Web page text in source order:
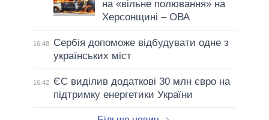
на «вільне полювання» на
Херсонщині – ОВА
16:48
Сербія допоможе відбудувати одне з
українських міст
16:42
ЄС виділив додаткові 30 млн євро на
підтримку енергетики України